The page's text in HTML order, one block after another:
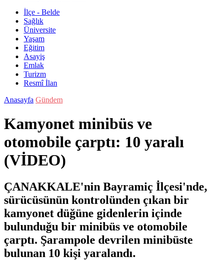
İlçe - Belde
Sağlık
Üniversite
Yaşam
Eğitim
Asayiş
Emlak
Turizm
Resmî İlan
Anasayfa Gündem
Kamyonet minibüs ve
otomobile çarptı: 10 yaralı
(VİDEO)
ÇANAKKALE'nin Bayramiç İlçesi'nde,
sürücüsünün kontrolünden çıkan bir
kamyonet düğüne gidenlerin içinde
bulunduğu bir minibüs ve otomobile
çarptı. Şarampole devrilen minibüste
bulunan 10 kişi yaralandı.